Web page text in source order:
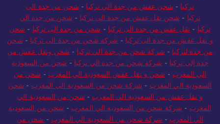
تركيا - شحن عفش من جدة الي تركيا - شحن من جدة الى
تركيا - شحن نقل عفش من جدة الى تركيا - شحن من جدة الي
تركيا - نقل عفش من جدة الى تركيا - شحن من جدة إلى تركيا - شحن
و نقل عفش من جدة الى تركيا - شركة شحن من جدة الى تركيا - شحن
من جدة لتركيا - شركة شحن من جدة الي تركيا - شحن ونقل عفش من
جدة إلى تركيا - شركة شحن من جدة الي تركيا - شحن من السعودية
الي المغرب - شحن و نقل عفش السعودية الي المغرب - شحن من
السعودية الي المغرب - شركة شحن من السعودية الى المغرب - شحن
و نقل عفش من السعودية الي المغرب - شحن من السعودية الي
المغرب - شركة شحن من السعودية الي المغرب - شحن من السعودية
الي المغرب - شركة شحن من السعودية الي المغرب - شحن من